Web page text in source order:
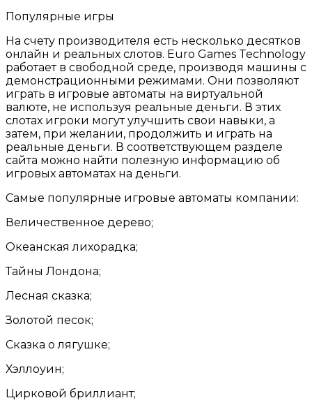
Популярные игры
На счету производителя есть несколько десятков
онлайн и реальных слотов. Euro Games Technology
работает в свободной среде, производя машины с
демонстрационными режимами. Они позволяют
играть в игровые автоматы на виртуальной
валюте, не используя реальные деньги. В этих
слотах игроки могут улучшить свои навыки, а
затем, при желании, продолжить и играть на
реальные деньги. В соответствующем разделе
сайта можно найти полезную информацию об
игровых автоматах на деньги.
Самые популярные игровые автоматы компании:
Величественное дерево;
Океанская лихорадка;
Тайны Лондона;
Лесная сказка;
Золотой песок;
Сказка о лягушке;
Хэллоуин;
Цирковой бриллиант;